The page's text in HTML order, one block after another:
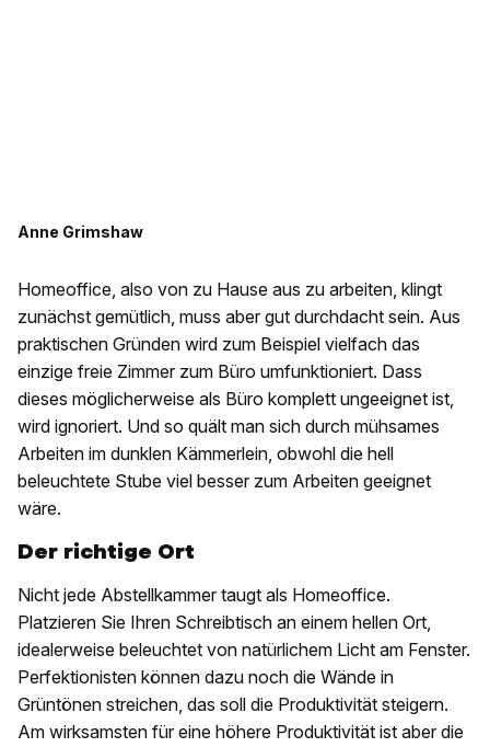
Anne Grimshaw
Homeoffice, also von zu Hause aus zu arbeiten, klingt
zunächst gemütlich, muss aber gut durchdacht sein. Aus
praktischen Gründen wird zum Beispiel vielfach das
einzige freie Zimmer zum Büro umfunktioniert. Dass
dieses möglicherweise als Büro komplett ungeeignet ist,
wird ignoriert. Und so quält man sich durch mühsames
Arbeiten im dunklen Kämmerlein, obwohl die hell
beleuchtete Stube viel besser zum Arbeiten geeignet
wäre.
Der richtige Ort
Nicht jede Abstellkammer taugt als Homeoffice.
Platzieren Sie Ihren Schreibtisch an einem hellen Ort,
idealerweise beleuchtet von natürlichem Licht am Fenster.
Perfektionisten können dazu noch die Wände in
Grüntönen streichen, das soll die Produktivität steigern.
Am wirksamsten für eine höhere Produktivität ist aber die